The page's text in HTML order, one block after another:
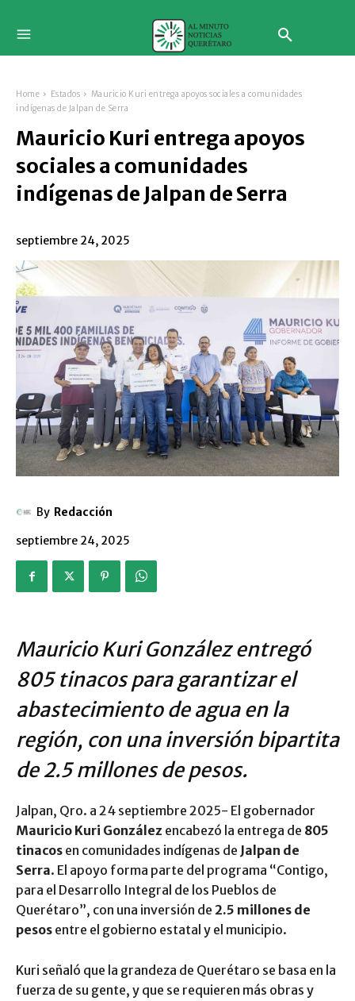
Home Estados
Mauricio Kuri entrega apoyos sociales a comunidades
indígenas de Jalpan de Serra
Mauricio Kuri entrega apoyos
sociales a comunidades
indígenas de Jalpan de Serra
septiembre 24, 2025
By Redacción
septiembre 24, 2025
Mauricio Kuri González entregó
805 tinacos para garantizar el
abastecimiento de agua en la
región, con una inversión bipartita
de 2.5 millones de pesos.
Jalpan, Qro. a 24 septiembre 2025- El gobernador
Mauricio Kuri González encabezó la entrega de 805
tinacos en comunidades indígenas de Jalpan de
Serra. El apoyo forma parte del programa “Contigo,
para el Desarrollo Integral de los Pueblos de
Querétaro”, con una inversión de 2.5 millones de
pesos entre el gobierno estatal y el municipio.
Kuri señaló que la grandeza de Querétaro se basa en la
fuerza de su gente, y que se requieren más obras y